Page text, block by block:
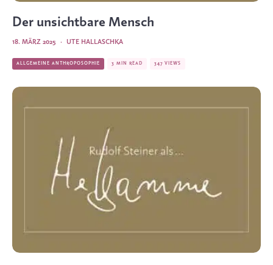
Der unsichtbare Mensch
UTE HALLASCHKA
·
18. MÄRZ 2025
ALLGEMEINE ANTHROPOSOPHIE 3 MIN READ 347 VIEWS